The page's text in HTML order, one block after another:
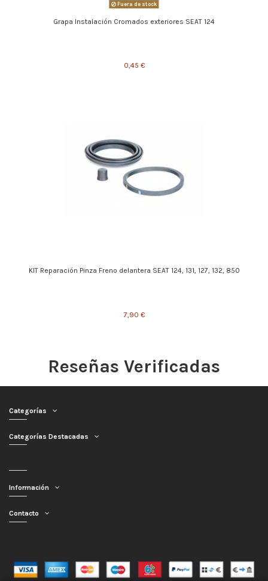
Fuera de stock
Grapa Instalación Cromados exteriores SEAT 124
0,45 €
KIT Reparación Pinza Freno delantera SEAT 124, 131, 127, 132, 850
7,90 €
Reseñas Verificadas
Categorías
Categorías Destacadas
Información
Contacto